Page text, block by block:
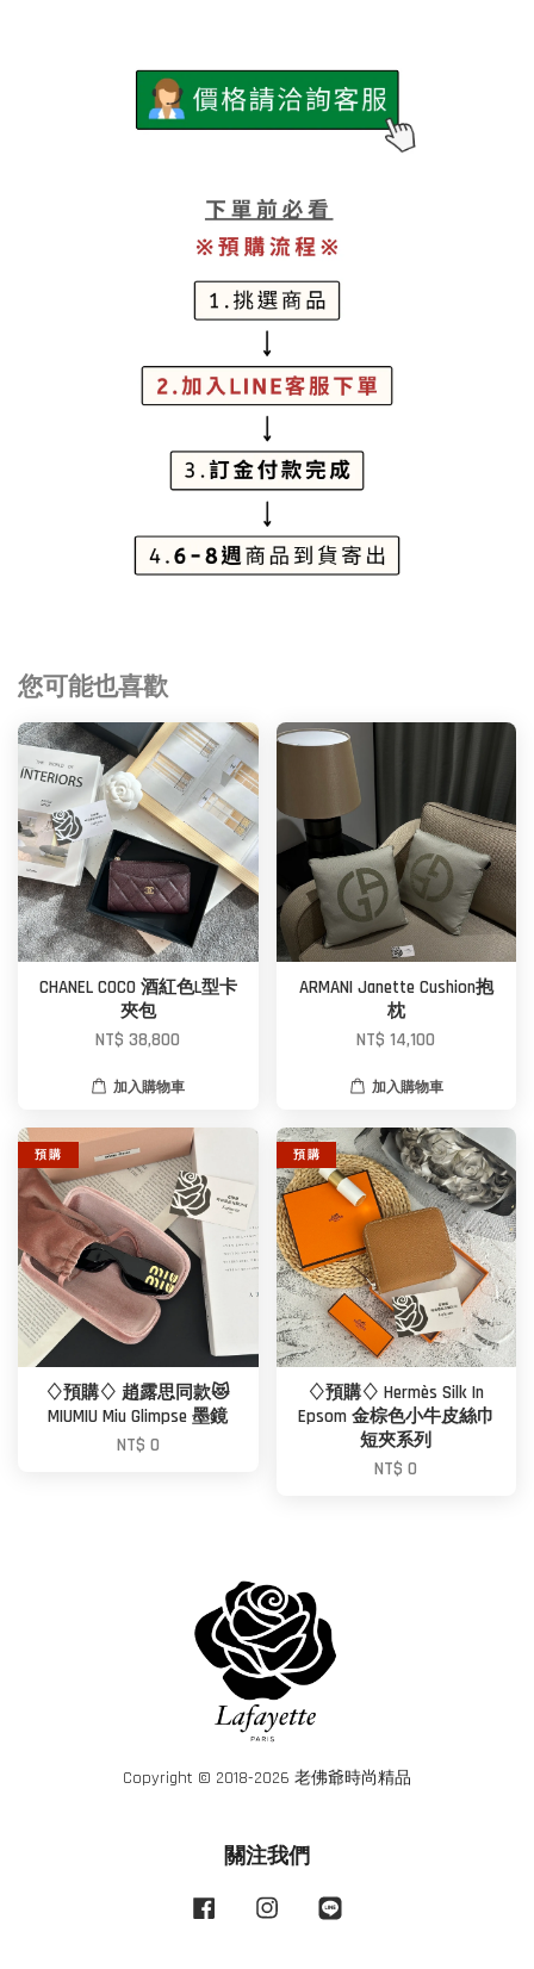
您可能也喜歡
CHANEL COCO 酒紅色L型卡
夾包
NT$ 38,800
加入購物車
ARMANI Janette Cushion抱
枕
NT$ 14,100
加入購物車
預 購
♢預購♢ 趙露思同款😻
MIUMIU Miu Glimpse 墨鏡
NT$ 0
預 購
♢預購♢ Hermès Silk In
Epsom 金棕色小牛皮絲巾
短夾系列
NT$ 0
Copyright © 2018-2026 老佛爺時尚精品
關注我們
Facebook Instagram